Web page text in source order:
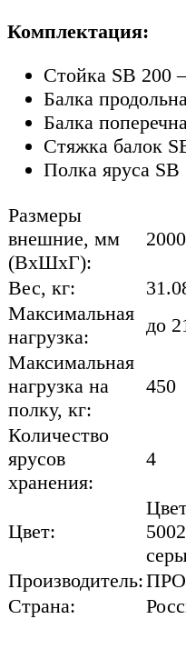
Комплектация:
Стойка SB 200
Балка
Балка
Стяжка балок
Полка яруса
Размеры
внешние, мм
(ВхШхГ):
Вес, кг:
Максимальная
нагрузка:
до
Максимальная
нагрузка на
полку, кг:
450
Количество
ярусов
хранения:
4
Цвет:
Производитель:
Страна: